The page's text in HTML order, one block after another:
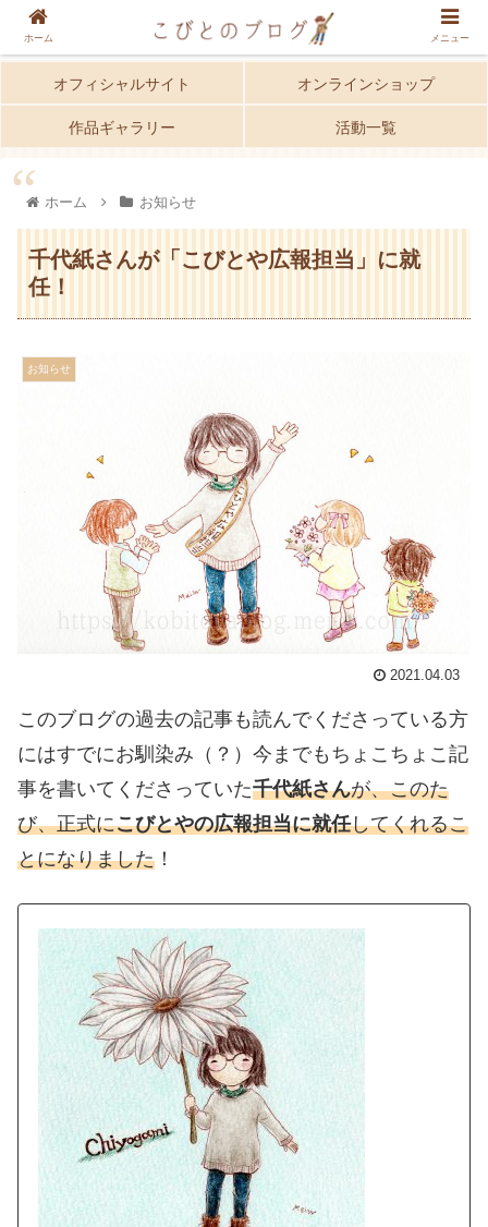
オフィシャルサイト オンラインショップ
作品ギャラリー 活動一覧
ホーム お知らせ
千代紙さんが「こびとや広報担当」に就
任！
お知らせ
2021.04.03
このブログの過去の記事も読んでくださっている方
にはすでにお馴染み（？）今までもちょこちょこ記
事を書いてくださっていた千代紙さんが、このた
び、正式にこびとやの広報担当に就任してくれるこ
とになりました ！
ホーム メニュー